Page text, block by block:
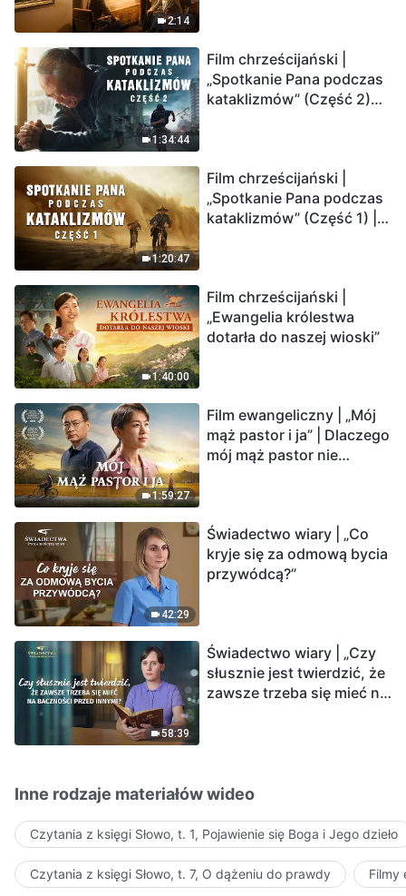
2:14
1:34:44
Film chrześcijański |
„Spotkanie Pana podczas
kataklizmów” (Część 2)
Ludzkość weszła w
odliczanie. Czy znalazłeś
już drogę ocalenia?
1:20:47
Film chrześcijański |
„Spotkanie Pana podczas
kataklizmów” (Część 1) |
1:40:00
Film chrześcijański |
„Ewangelia królestwa
dotarła do naszej wioski”
1:59:27
Film ewangeliczny | „Mój
mąż pastor i ja” | Dlaczego
mój mąż pastor nie
42:29
Świadectwo wiary | „Co
kryje się za odmową bycia
przywódcą?”
58:39
Świadectwo wiary | „Czy
słusznie jest twierdzić, że
zawsze trzeba się mieć na
Inne rodzaje materiałów wideo
Czytania z księgi Słowo, t. 1, Pojawienie się Boga i Jego dzieło
Czytania z księgi Słowo, t. 7, O dążeniu do prawdy Filmy